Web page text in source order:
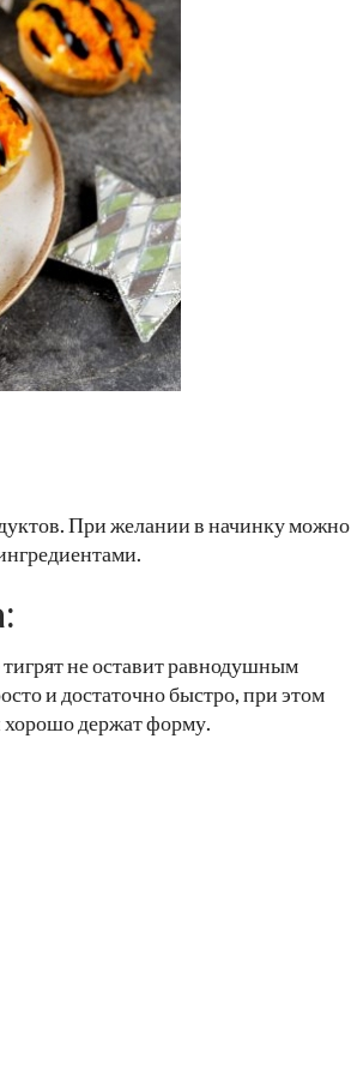
При желании в начинку можно
не оставит равнодушным
и достаточно быстро, при этом
хорошо держат форму.